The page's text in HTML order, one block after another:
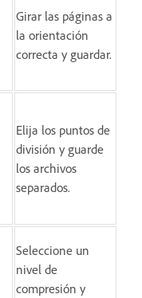
Girar las páginas a
la orientación
correcta y guardar.
Elija los puntos de
división y guarde
los archivos
separados.
Seleccione un
nivel de
compresión y